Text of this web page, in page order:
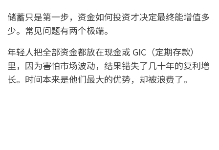
储蓄只是第一步，资金如何投资才决定最终能增值多
少。常见问题有两个极端。
年轻人把全部资金都放在现金或 GIC（定期存款）
里，因为害怕市场波动，结果错失了几十年的复利增
长。时间本来是他们最大的优势，却被浪费了。